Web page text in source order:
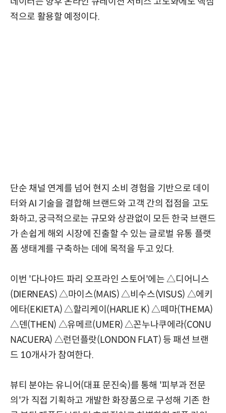
적으로 활용할 예정이다.
단순 채널 연계를 넘어 현지 소비 경험을 기반으로 데이
터와 AI 기술을 결합해 브랜드와 고객 간의 접점을 고도
화하고, 궁극적으로는 규모와 상관없이 모든 한국 브랜드
가 손쉽게 해외 시장에 진출할 수 있는 글로벌 유통 플랫
폼 생태계를 구축하는 데에 목적을 두고 있다.
이번 '다나야드 파리 오프라인 스토어'에는 △디어니스
(DIERNEAS) △마이스(MAIS) △비수스(VISUS) △에키
에타(EKIETA) △할리케이(HARLIE K) △떼마(THEMA)
△덴(THEN) △유메르(UMER) △꼰누나쿠에라(CONU
NACUERA) △런던플랏(LONDON FLAT) 등 패션 브랜
드 10개사가 참여한다.
뷰티 분야는 유니어(대표 문진숙)를 통해 '피부과 전문
의'가 직접 기획하고 개발한 화장품으로 구성해 기존 한